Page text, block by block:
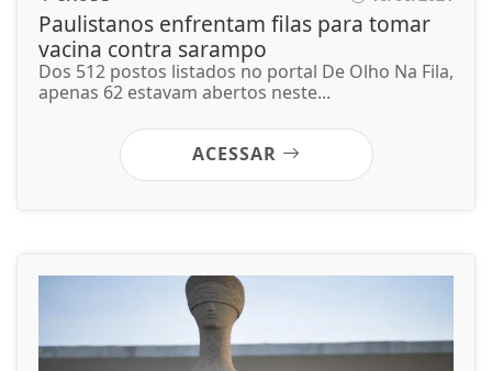
Paulistanos enfrentam filas para tomar
vacina contra sarampo
Dos 512 postos listados no portal De Olho Na Fila,
apenas 62 estavam abertos neste...
ACESSAR